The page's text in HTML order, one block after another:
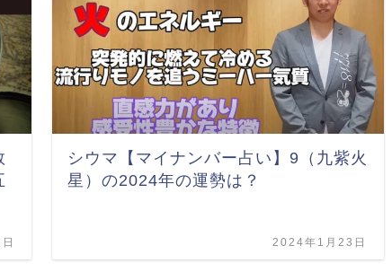
シウマ【マイナンバー占い】9（九紫火
星）の2024年の運勢は？
2024年1月23日